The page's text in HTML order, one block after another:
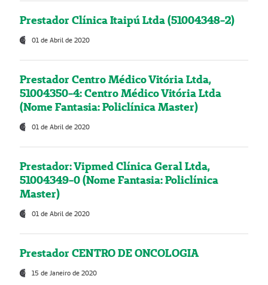
Prestador Clínica Itaipú Ltda (51004348-2)
01 de Abril de 2020
Prestador Centro Médico Vitória Ltda,
51004350-4: Centro Médico Vitória Ltda
(Nome Fantasia: Policlínica Master)
01 de Abril de 2020
Prestador: Vipmed Clínica Geral Ltda,
51004349-0 (Nome Fantasia: Policlínica
Master)
01 de Abril de 2020
Prestador CENTRO DE ONCOLOGIA
15 de Janeiro de 2020